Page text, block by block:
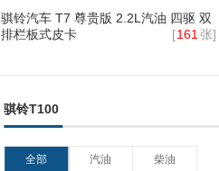
骐铃汽车 T7 尊贵版 2.2L汽油 四驱 双
排栏板式皮卡
[161 张]
骐铃T100
全部 汽油 柴油